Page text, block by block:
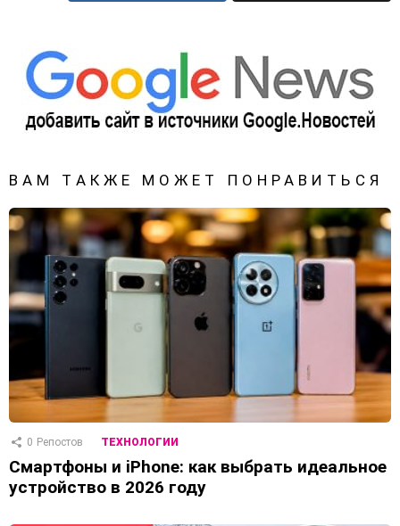
ВАМ ТАКЖЕ МОЖЕТ ПОНРАВИТЬСЯ
0 Репостов ТЕХНОЛОГИИ
Смартфоны и iPhone: как выбрать идеальное
устройство в 2026 году